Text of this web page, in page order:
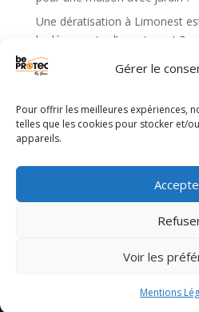
Gérer le
Pour offrir les meilleures expériences,
telles que les cookies pour stocker et/
appareils.
Voir les
Mentions
Une dératisation à Limonest
la découverte d’un rat mort ?
Que faire si la dératisation à
Quand faut-il demander une
en urgence ?
Recent
Aucun commentaire à afficher.